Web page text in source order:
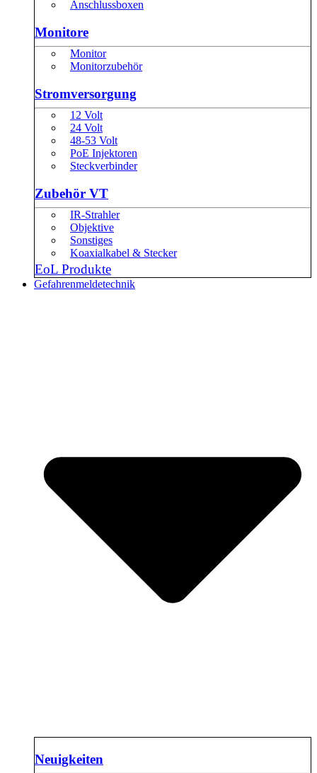
Anschlussboxen
Monitore
Monitor
Monitorzubehör
Stromversorgung
12 Volt
24 Volt
48-53 Volt
PoE Injektoren
Steckverbinder
Zubehör VT
IR-Strahler
Objektive
Sonstiges
Koaxialkabel & Stecker
EoL Produkte
Gefahrenmeldetechnik
Neuigkeiten